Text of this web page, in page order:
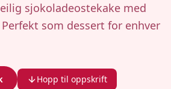
sjokoladeostekake med
som dessert for enhver
Hopp til oppskrift